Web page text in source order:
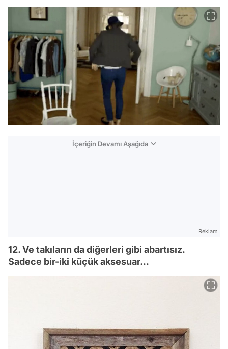
İçeriğin Devamı Aşağıda
Reklam
12. Ve takıların da diğerleri gibi abartısız.
Sadece bir-iki küçük aksesuar...